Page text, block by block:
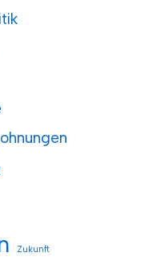
Zukunft